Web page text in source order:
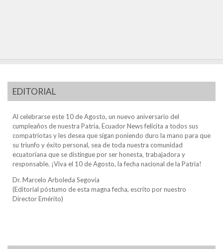
EDITORIAL
Al celebrarse este 10 de Agosto, un nuevo aniversario del
cumpleaños de nuestra Patria, Ecuador News felicita a todos sus
compatriotas y les desea que sigan poniendo duro la mano para que
su triunfo y éxito personal, sea de toda nuestra comunidad
ecuatoriana que se distingue por ser honesta, trabajadora y
responsable. ¡Viva el 10 de Agosto, la fecha nacional de la Patria!
Dr. Marcelo Arboleda Segovia
(Editorial póstumo de esta magna fecha, escrito por nuestro
Director Emérito)